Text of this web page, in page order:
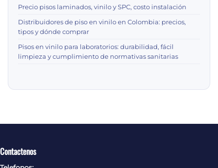
Precio pisos laminados, vinilo y SPC, costo instalación
Distribuidores de piso en vinilo en Colombia: precios,
tipos y dónde comprar
Pisos en vinilo para laboratorios: durabilidad, fácil
limpieza y cumplimiento de normativas sanitarias
Contactenos